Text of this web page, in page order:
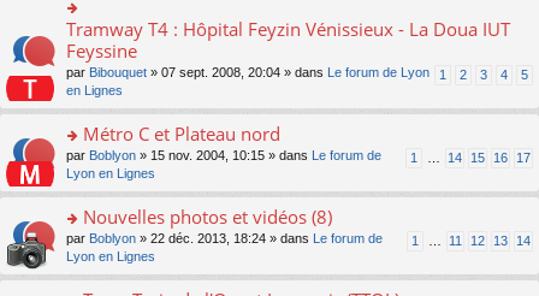
ré
e
nt
lu
le
pl
u
s
ré
c
e
nt
o
n
lu
le
pl
s
ré
c
e
nt
s
a
e
n
lu
le
pl
s
ré
c
e
le
m
e
s
s
a
e
n
o
n
lu
le
pl
o
n
ult
le
m
e
s
s
g
e
n
o
Tramway T4 : Hôpital Feyzin Vénissieux - La Doua IUT
Feyssine
1 2 3 4 5
par Bibouquet » 07 sept. 2008, 20:04 » dans
Le forum de Lyon
en Lignes
o
s
er
le
m
e
Métro C et Plateau nord
1 14 15 16 17
par Boblyon » 15 nov. 2004, 10:15 » dans
Le forum de
Lyon en Lignes
o
s
Nouvelles photos et vidéos (8)
1 11 12 13 14
par Boblyon » 22 déc. 2013, 18:24 » dans
Le forum de
Lyon en Lignes